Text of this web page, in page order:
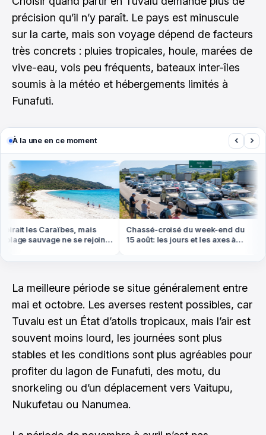
précision qu’il n’y paraît. Le pays est minuscule
sur la carte, mais son voyage dépend de facteurs
très concrets : pluies tropicales, houle, marées de
vive-eau, vols peu fréquents, bateaux inter-îles
soumis à la météo et hébergements limités à
Funafuti.
À la une en ce moment ‹ ›
les Caraïbes, mais
sauvage ne se rejoint
Chassé-croisé du week-end du
15 août: les jours et les axes à
La meilleure période se situe généralement entre
mai et octobre. Les averses restent possibles, car
Tuvalu est un État d’atolls tropicaux, mais l’air est
souvent moins lourd, les journées sont plus
stables et les conditions sont plus agréables pour
profiter du lagon de Funafuti, des motu, du
snorkeling ou d’un déplacement vers Vaitupu,
Nukufetau ou Nanumea.